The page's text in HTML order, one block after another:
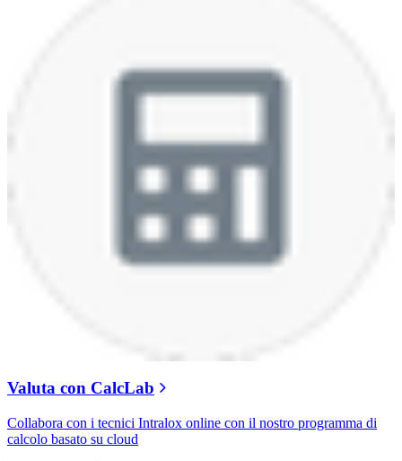
Valuta con CalcLab
Collabora con i tecnici Intralox online con il nostro programma di
calcolo basato su cloud